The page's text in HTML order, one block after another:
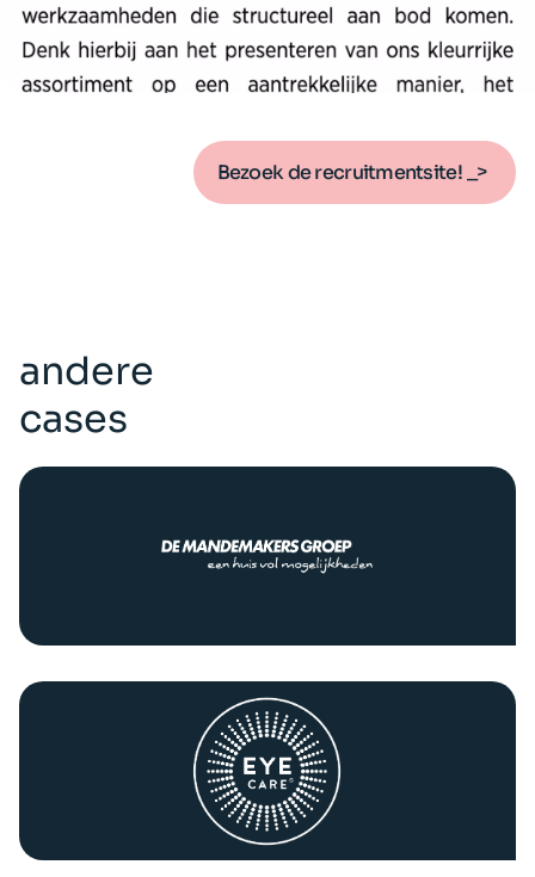
Bezoek de recruitmentsite!
andere
cases